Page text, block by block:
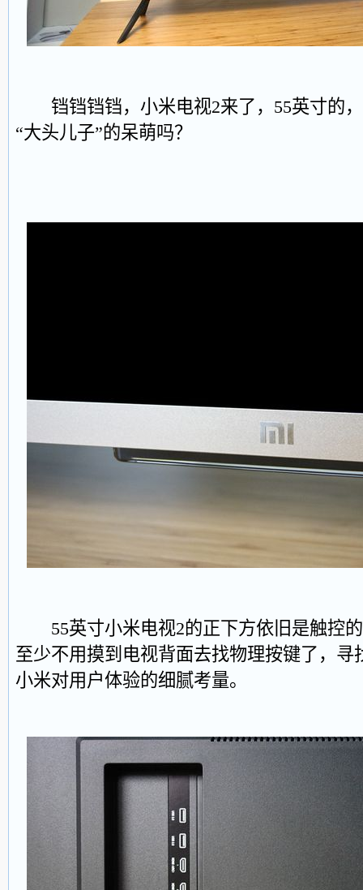
铛铛铛铛，小米电视2来了，55英寸的，
“大头儿子”的呆萌吗？
55英寸小米电视2的正下方依旧是触控的
至少不用摸到电视背面去找物理按键了，寻
小米对用户体验的细腻考量。